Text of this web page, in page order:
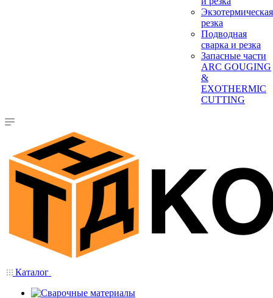
Экзотермическая
резка
Подводная
сварка и резка
Запасные части
ARC GOUGING
&
EXOTHERMIC
CUTTING
Каталог